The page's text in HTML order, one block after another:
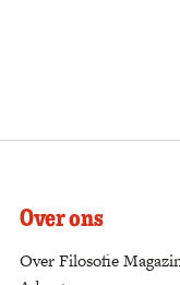
Over ons
Over Filosofie